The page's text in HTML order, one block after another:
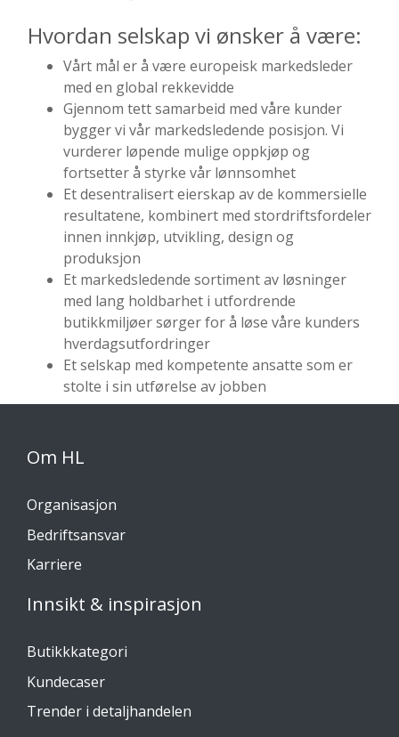
Hvordan selskap vi ønsker å være:
Vårt mål er å være europeisk markedsleder
med en global rekkevidde
Gjennom tett samarbeid med våre kunder
bygger vi vår markedsledende posisjon. Vi
vurderer løpende mulige oppkjøp og
fortsetter å styrke vår lønnsomhet
Et desentralisert eierskap av de kommersielle
resultatene, kombinert med stordriftsfordeler
innen innkjøp, utvikling, design og
produksjon
Et markedsledende sortiment av løsninger
med lang holdbarhet i utfordrende
butikkmiljøer sørger for å løse våre kunders
hverdagsutfordringer
Et selskap med kompetente ansatte som er
stolte i sin utførelse av jobben
Om HL
Organisasjon
Bedriftsansvar
Karriere
Innsikt & inspirasjon
Butikkkategori
Kundecaser
Trender i detaljhandelen